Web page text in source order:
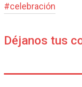
#celebración
Déjanos tus